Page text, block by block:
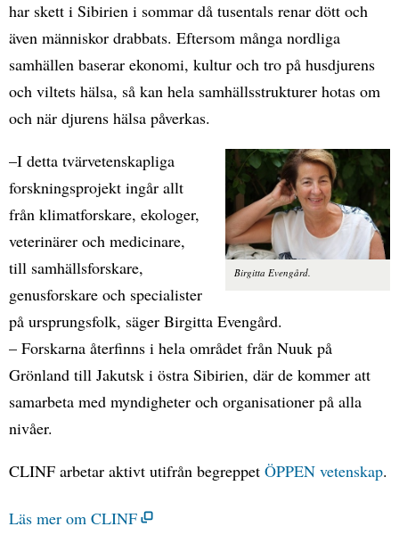
har skett i Sibirien i sommar då tusentals renar dött och
även människor drabbats. Eftersom många nordliga
samhällen baserar ekonomi, kultur och tro på husdjurens
och viltets hälsa, så kan hela samhällsstrukturer hotas om
och när djurens hälsa påverkas.
Birgitta Evengård.
–I detta tvärvetenskapliga
forskningsprojekt ingår allt
från klimatforskare, ekologer,
veterinärer och medicinare,
till samhällsforskare,
genusforskare och specialister
på ursprungsfolk, säger Birgitta Evengård.
– Forskarna återfinns i hela området från Nuuk på
Grönland till Jakutsk i östra Sibirien, där de kommer att
samarbeta med myndigheter och organisationer på alla
nivåer.
CLINF arbetar aktivt utifrån begreppet ÖPPEN vetenskap.
Läs mer om CLINF